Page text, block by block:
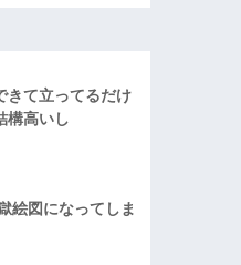
きて立ってるだけ
構高いし
絵図になってしま